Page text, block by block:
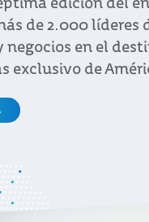
y promover el
la región.